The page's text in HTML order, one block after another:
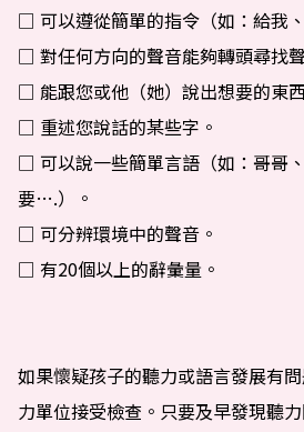
□ 可以遵從簡單的指令（如：給我
□ 對任何方向的聲音能夠轉頭尋找
□ 能跟您或他（她）說出想要的東
□ 重述您說話的某些字。
□ 可以說一些簡單言語（如：哥哥
要….）。
□ 可分辨環境中的聲音。
□ 有20個以上的辭彙量。
如果懷疑孩子的聽力或語言發展有
力單位接受檢查。只要及早發現聽